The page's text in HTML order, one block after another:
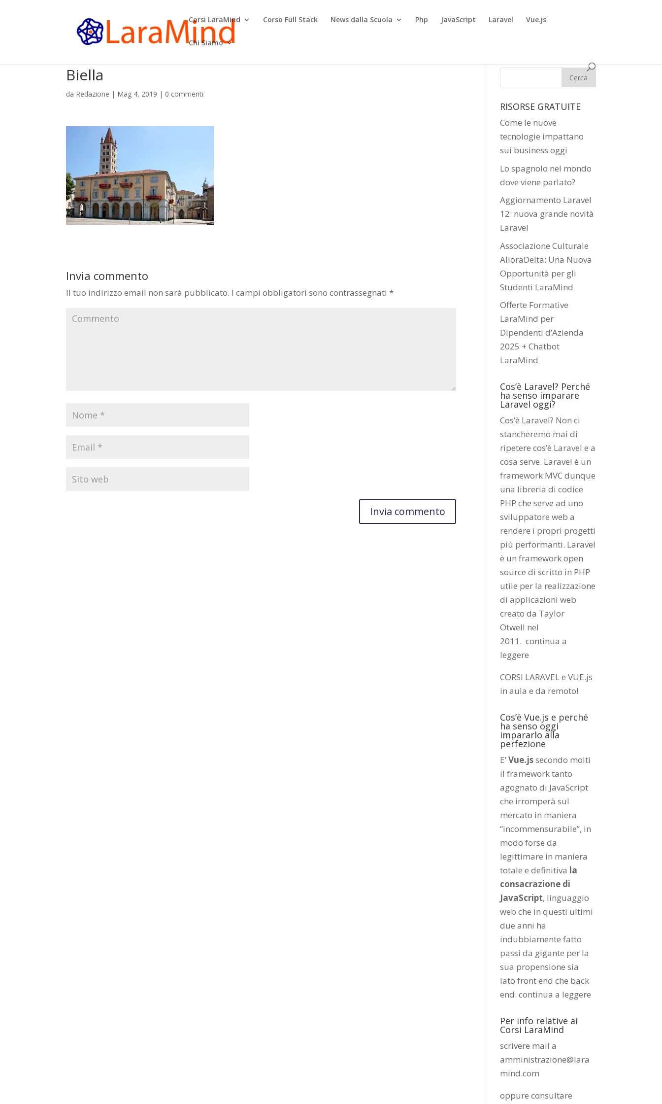
Corsi LaraMind Corso Full Stack News dalla Scuola Php JavaScript Laravel Vue.js
Chi Siamo
Biella
da Redazione | Mag 4, 2019 | 0 commenti
Invia commento
Il tuo indirizzo email non sarà pubblicato. I campi obbligatori sono contrassegnati *
RISORSE GRATUITE
Come le nuove
tecnologie impattano
sui business oggi
Lo spagnolo nel mondo
dove viene parlato?
Aggiornamento Laravel
12: nuova grande novità
Laravel
Associazione Culturale
AlloraDelta: Una Nuova
Opportunità per gli
Studenti LaraMind
Offerte Formative
LaraMind per
Dipendenti d’Azienda
2025 + Chatbot
LaraMind
Cos’è Laravel? Perché
ha senso imparare
Laravel oggi?
Cos’è Laravel? Non ci
stancheremo mai di
ripetere cos’è Laravel e a
cosa serve. Laravel è un
framework MVC dunque
una libreria di codice
PHP che serve ad uno
sviluppatore web a
rendere i propri progetti
più performanti. Laravel
è un framework open
source di scritto in PHP
utile per la realizzazione
di applicazioni web
creato da Taylor
Otwell nel
2011.continua a
leggere
CORSI LARAVEL e VUE.js
in aula e da remoto!
Cos’è Vue.js e perché
ha senso oggi
impararlo alla
perfezione
E’Vue.jssecondo molti
il framework tanto
agognato di JavaScript
che irromperà sul
mercato in maniera
“incommensurabile”, in
modo forse da
legittimare in maniera
totale e definitiva la
consacrazione di
JavaScript, linguaggio
web che in questi ultimi
due anni ha
indubbiamente fatto
passi da gigante per la
sua propensione sia
lato front end che back
end.continua a leggere
Per info relative ai
Corsi LaraMind
scrivere mail a
amministrazione@lara
mind.com
oppure consultare